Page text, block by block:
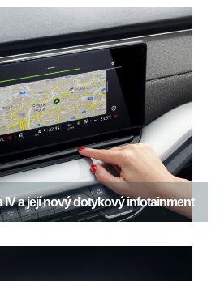
IV a její nový dotykový infotainment